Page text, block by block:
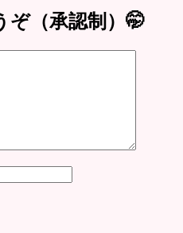
ぞ（承認制）🤭